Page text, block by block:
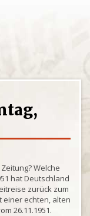
Welche
hat Deutschland
zurück zum
einer echten, alten
26.11.1951.